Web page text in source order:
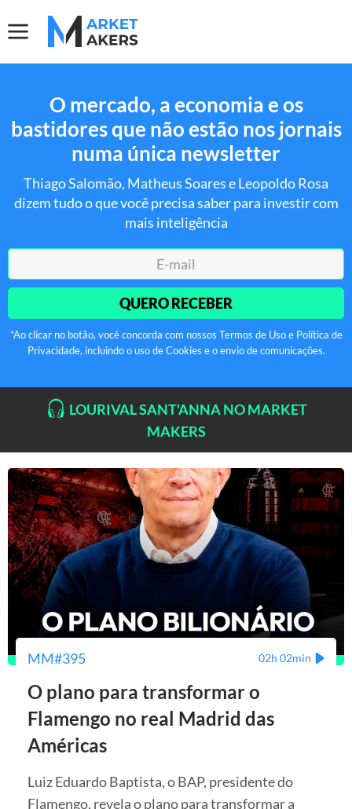
O mercado, a economia e os
bastidores que não estão nos jornais
numa única newsletter
Thiago Salomão, Matheus Soares e Leopoldo Rosa
dizem tudo o que você precisa saber para investir com
mais inteligência
QUERO RECEBER
*Ao clicar no botão, você concorda com nossos Termos de Uso e Política de
Privacidade, incluindo o uso de Cookies e o envio de comunicações.
LOURIVAL SANT'ANNA NO MARKET
MAKERS
MM#395 02h 02min
O plano para transformar o
Flamengo no real Madrid das
Américas
Luiz Eduardo Baptista, o BAP, presidente do
Flamengo, revela o plano para transformar a